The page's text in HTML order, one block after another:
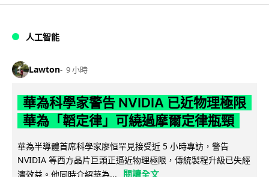
人工智能
Lawton 9 小時
華為科學家警告 NVIDIA 已近物理極限
華為「韜定律」可繞過摩爾定律瓶頸
華為半導體首席科學家廖恒罕見接受近 5 小時專訪，警告
NVIDIA 等西方晶片巨頭正逼近物理極限，傳統製程升級已失經
濟效益。他同時介紹華為...
閱讀全文